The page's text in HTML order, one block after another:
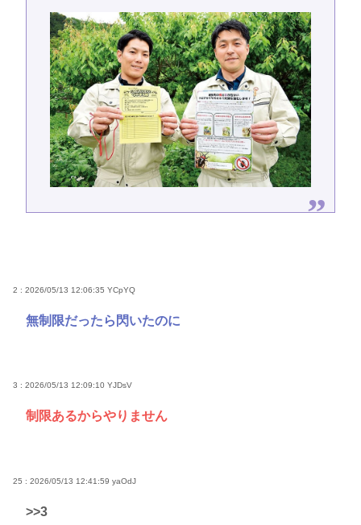
2 : 2026/05/13 12:06:35 YCpYQ
無制限だったら閃いたのに
3 : 2026/05/13 12:09:10 YJDsV
制限あるからやりません
25 : 2026/05/13 12:41:59 yaOdJ
>>3